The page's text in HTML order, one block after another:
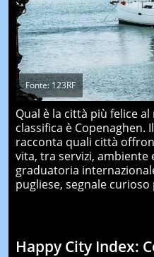
Fonte: 123RF
Qual è la città più felice
classifica è Copenaghen.
racconta quali città
vita, tra servizi, ambiente
graduatoria
pugliese, segnale curioso
Happy City Index: